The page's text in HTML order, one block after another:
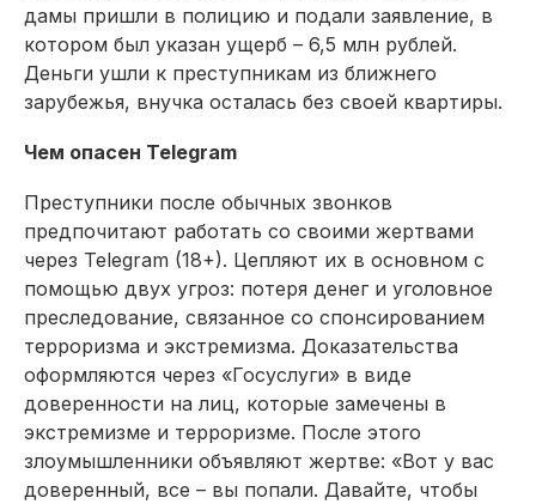
дамы пришли в полицию и подали заявление, в
котором был указан ущерб – 6,5 млн рублей.
Деньги ушли к преступникам из ближнего
зарубежья, внучка осталась без своей квартиры.
Чем опасен Telegram
Преступники после обычных звонков
предпочитают работать со своими жертвами
через Telegram (18+). Цепляют их в основном с
помощью двух угроз: потеря денег и уголовное
преследование, связанное со спонсированием
терроризма и экстремизма. Доказательства
оформляются через «Госуслуги» в виде
доверенности на лиц, которые замечены в
экстремизме и терроризме. После этого
злоумышленники объявляют жертве: «Вот у вас
доверенный, все – вы попали. Давайте, чтобы